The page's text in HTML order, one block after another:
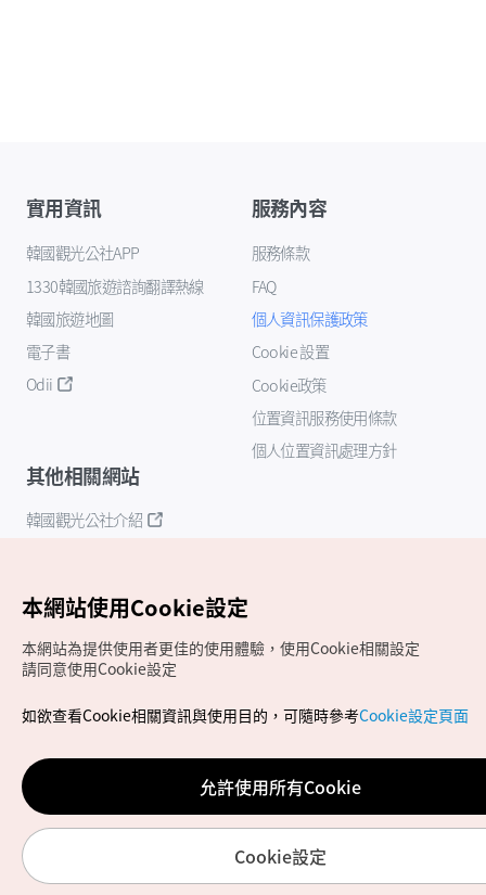
實用資訊
韓國觀光公社APP
1330韓國旅遊諮詢翻譯熱線
韓國旅遊地圖
電子書
Odii
服務內容
服務條款
FAQ
個人資訊保護政策
Cookie 設置
Cookie政策
位置資訊服務使用條款
個人位置資訊處理方針
其他相關網站
韓國觀光公社介紹
Copyrights (c) 韓國觀光公社版權所有
如有相關疑問或建議，歡迎來信至官方信箱
chinese_big5@knto.or.kr
本網站使用Cookie設定
本網站為提供使用者更佳的使用體驗，使用Cookie相關設定
請同意使用Cookie設定
如欲查看Cookie相關資訊與使用目的，可隨時參考Cookie設定頁面
允許使用所有Cookie
Cookie設定